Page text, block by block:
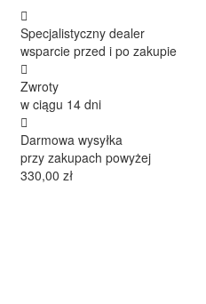
Specjalistyczny dealer
wsparcie przed i po zakupie
Zwroty
w ciągu 14 dni
Darmowa wysyłka
przy zakupach powyżej
330,00 zł